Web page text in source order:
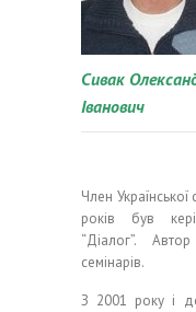
Сивак
Іванович
Член
років був
“Діалог”. Автор
семінарів.
З 2001 року і